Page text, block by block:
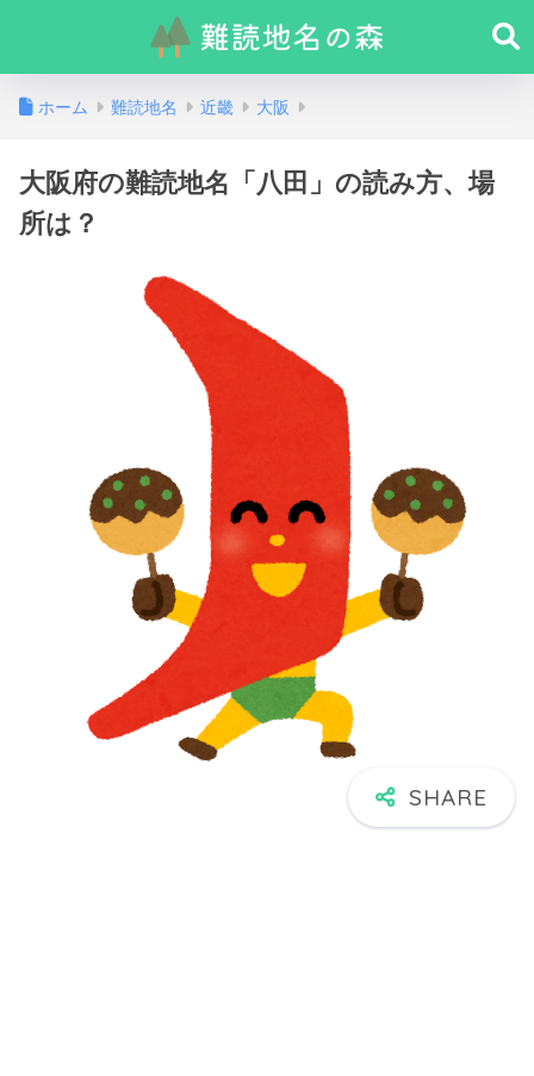
ホーム 難読地名 近畿 大阪
大阪府の難読地名「八田」の読み方、場
所は？